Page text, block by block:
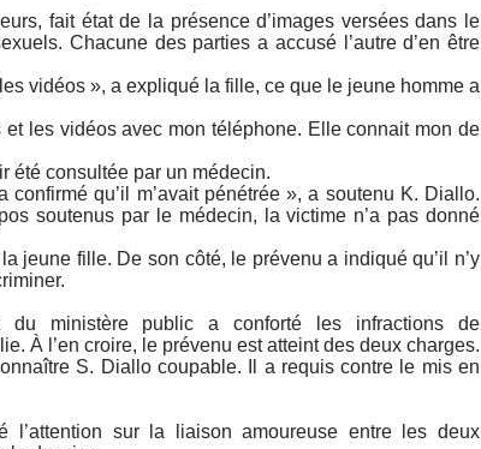
fait état de la présence d’images versées dans le
Chacune des parties a accusé l’autre d’en être
vidéos », a expliqué la fille, ce que le jeune homme a
les vidéos avec mon téléphone. Elle connait mon de
été consultée par un médecin.
qu’il m’avait pénétrée », a soutenu K. Diallo.
soutenus par le médecin, la victime n’a pas donné
jeune fille. De son côté, le prévenu a indiqué qu’il n’y
du ministère public a conforté les infractions de
À l’en croire, le prévenu est atteint des deux charges.
S. Diallo coupable. Il a requis contre le mis en
l’attention sur la liaison amoureuse entre les deux